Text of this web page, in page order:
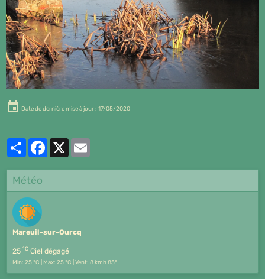
Date de dernière mise à jour : 17/05/2020
PartagerFacebook
Météo
Mareuil-sur-Ourcq
25 °C Ciel dégagé
Min: 25 °C | Max: 25 °C | Vent: 8 kmh 85°